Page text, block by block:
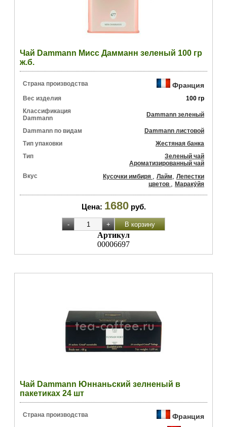
Чай Dammann Мисс Дамманн зеленый 100 гр
ж.б.
Страна производства Франция
Вес изделия
100 гр
Классификация
Dammann
Dammann зеленый
Dammann по видам
Dammann листовой
Тип упаковки
Жестяная банка
Тип
Зеленый чай
Ароматизированный чай
Вкус
Кусочки имбиря , Лайм, Лепестки
цветов , Мараку́йя
Цена: 1680 руб.
Артикул
00006697
Чай Dammann Юннаньский зелненый в
пакетиках 24 шт
Страна производства Франция